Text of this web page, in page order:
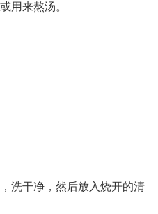
用来熬汤。
洗干净，然后放入烧开的清